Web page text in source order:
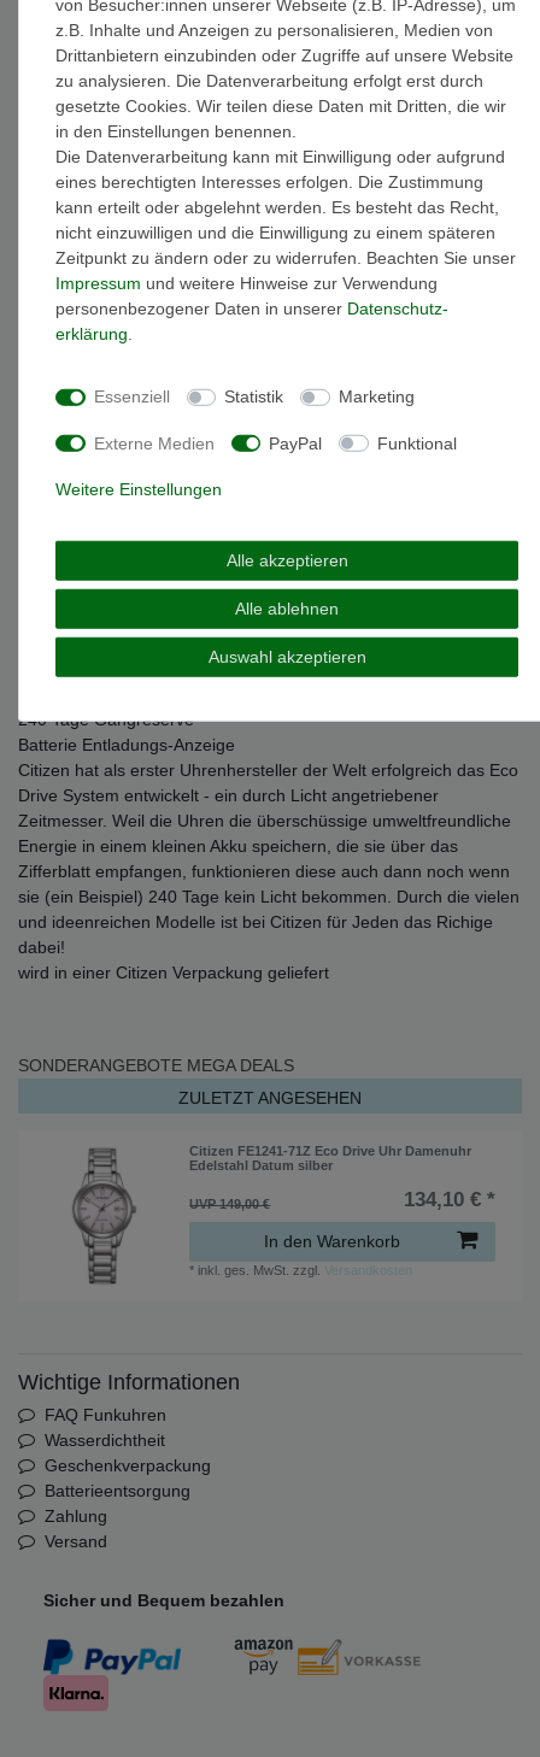
EU-Responsible Person
Marke: Citizen
Artikelnummer: FE1241-71Z
Modellname: Eco Drive
Anzeige: Analog
Uhrglas: Mineralglas
Uhrband: Edelstahl
Uhrbandfarbe: silber
maximaler Armumfang: 19,5 cm
kann stufenweise bis auf diesem Wert verkleinert werden )
Gehäuse Material: Edelstahl
Gehäuseoberfläche: glänzend
Gehäuse Höhe: 8,4 mm
Gehäuse Durchmesser: 29,4 mm
Gewicht der Uhr: 70 gramm
240 Tage Gangreserve
Batterie Entladungs-Anzeige
Citizen hat als erster Uhrenhersteller der Welt erfolgreich das Eco
Drive System entwickelt - ein durch Licht angetriebener
Zeitmesser. Weil die Uhren die überschüssige umweltfreundliche
Energie in einem kleinen Akku speichern, die sie über das
Zifferblatt empfangen, funktionieren diese auch dann noch wenn
sie (ein Beispiel) 240 Tage kein Licht bekommen. Durch die vielen
und ideenreichen Modelle ist bei Citizen für Jeden das Richige
dabei!
wird in einer Citizen Verpackung geliefert
SONDERANGEBOTE MEGA DEALS
ZULETZT ANGESEHEN
Citizen FE1241-71Z Eco Drive Uhr Damenuhr
Edelstahl Datum silber
UVP 149,00 € 134,10 € *
In den Warenkorb
* inkl. ges. MwSt. zzgl. Versandkosten
Wichtige Informationen
FAQ Funkuhren
Wasserdichtheit
Geschenkverpackung
Batterieentsorgung
Zahlung
Versand
Sicher und Bequem bezahlen
von Besucher:innen unserer Webseite (z.B. IP-Adresse), um
z.B. Inhalte und Anzeigen zu personalisieren, Medien von
Drittanbietern einzubinden oder Zugriffe auf unsere Website
zu analysieren. Die Datenverarbeitung erfolgt erst durch
gesetzte Cookies. Wir teilen diese Daten mit Dritten, die wir
in den Einstellungen benennen.
Die Datenverarbeitung kann mit Einwilligung oder aufgrund
eines berechtigten Interesses erfolgen. Die Zustimmung
kann erteilt oder abgelehnt werden. Es besteht das Recht,
nicht einzuwilligen und die Einwilligung zu einem späteren
Zeitpunkt zu ändern oder zu widerrufen. Beachten Sie unser
Impressum und weitere Hinweise zur Verwendung
personenbezogener Daten in unserer Daten­schutz­
erklärung
Essenziell Statistik Marketing
Externe Medien PayPal Funktional
Weitere Einstellungen
Alle akzeptieren
Alle ablehnen
Auswahl akzeptieren